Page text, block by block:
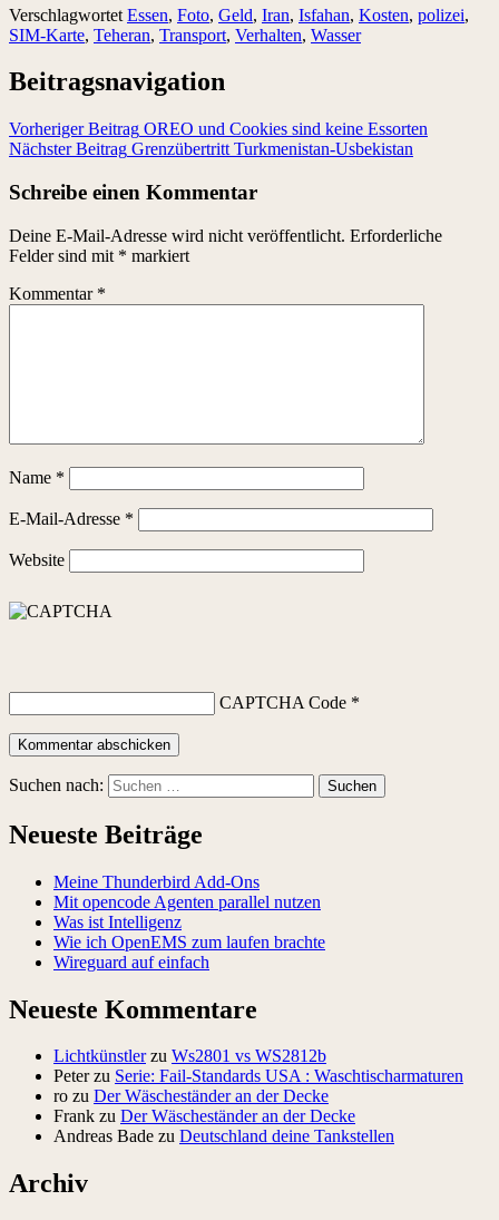
Verschlagwortet Essen, Foto, Geld, Iran, Isfahan, Kosten, polizei,
SIM-Karte, Teheran, Transport, Verhalten, Wasser
Beitragsnavigation
Vorheriger Beitrag OREO und Cookies sind keine Essorten
Nächster Beitrag Grenzübertritt Turkmenistan-Usbekistan
Schreibe einen Kommentar
Deine E-Mail-Adresse wird nicht veröffentlicht. Erforderliche
Felder sind mit * markiert
Kommentar *
Name *
E-Mail-Adresse *
Website
CAPTCHA Code *
Suchen nach:
Neueste Beiträge
Meine Thunderbird Add-Ons
Mit opencode Agenten parallel nutzen
Was ist Intelligenz
Wie ich OpenEMS zum laufen brachte
Wireguard auf einfach
Neueste Kommentare
Lichtkünstlerzu Ws2801 vs WS2812b
Peterzu Serie: Fail-Standards USA : Waschtischarmaturen
ro zu Der Wäscheständer an der Decke
Frank zu Der Wäscheständer an der Decke
Andreas Bade zu Deutschland deine Tankstellen
Archiv